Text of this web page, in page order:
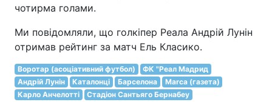
чотирма голами.
Ми повідомляли, що голкіпер Реала Андрій Лунін
отримав рейтинг за матч Ель Класико.
Воротар (асоціативний футбол)
ФК "Реал Мадрид
Андрій Лунін
Каталонці Барселона
Marca (газета)
Карло Анчелотті
Стадіон Сантьяго Бернабеу